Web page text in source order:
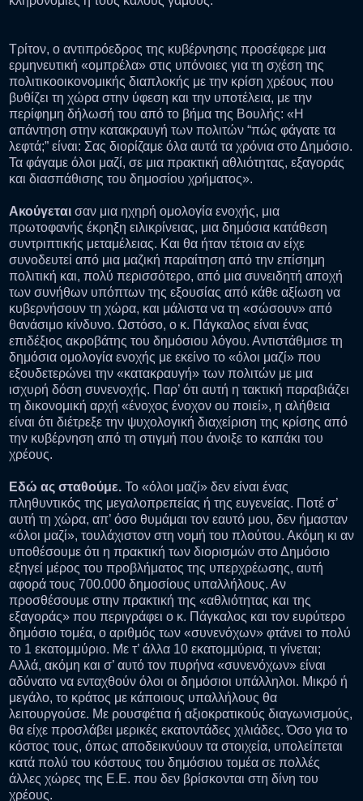
Τρίτον, ο αντιπρόεδρος της κυβέρνησης προσέφερε μια
ερμηνευτική «ομπρέλα» στις υπόνοιες για τη σχέση της
πολιτικοοικονομικής διαπλοκής με την κρίση χρέους που
βυθίζει τη χώρα στην ύφεση και την υποτέλεια, με την
περίφημη δήλωσή του από το βήμα της Βουλής: «Η
απάντηση στην κατακραυγή των πολιτών “πώς φάγατε τα
λεφτά;” είναι: Σας διορίζαμε όλα αυτά τα χρόνια στο Δημόσιο.
Τα φάγαμε όλοι μαζί, σε μια πρακτική αθλιότητας, εξαγοράς
και διασπάθισης του δημοσίου χρήματος».
Ακούγεται σαν μια ηχηρή ομολογία ενοχής, μια
πρωτοφανής έκρηξη ειλικρίνειας, μια δημόσια κατάθεση
συντριπτικής μεταμέλειας. Και θα ήταν τέτοια αν είχε
συνοδευτεί από μια μαζική παραίτηση από την επίσημη
πολιτική και, πολύ περισσότερο, από μια συνειδητή αποχή
των συνήθων υπόπτων της εξουσίας από κάθε αξίωση να
κυβερνήσουν τη χώρα, και μάλιστα να τη «σώσουν» από
θανάσιμο κίνδυνο. Ωστόσο, ο κ. Πάγκαλος είναι ένας
επιδέξιος ακροβάτης του δημόσιου λόγου. Αντιστάθμισε τη
δημόσια ομολογία ενοχής με εκείνο το «όλοι μαζί» που
εξουδετερώνει την «κατακραυγή» των πολιτών με μια
ισχυρή δόση συνενοχής. Παρ’ ότι αυτή η τακτική παραβιάζει
τη δικονομική αρχή «ένοχος ένοχον ου ποιεί», η αλήθεια
είναι ότι διέτρεξε την ψυχολογική διαχείριση της κρίσης από
την κυβέρνηση από τη στιγμή που άνοιξε το καπάκι του
χρέους.
Εδώ ας σταθούμε. Το «όλοι μαζί» δεν είναι ένας
πληθυντικός της μεγαλοπρεπείας ή της ευγενείας. Ποτέ σ’
αυτή τη χώρα, απ’ όσο θυμάμαι τον εαυτό μου, δεν ήμασταν
«όλοι μαζί», τουλάχιστον στη νομή του πλούτου. Ακόμη κι αν
υποθέσουμε ότι η πρακτική των διορισμών στο Δημόσιο
εξηγεί μέρος του προβλήματος της υπερχρέωσης, αυτή
αφορά τους 700.000 δημοσίους υπαλλήλους. Αν
προσθέσουμε στην πρακτική της «αθλιότητας και της
εξαγοράς» που περιγράφει ο κ. Πάγκαλος και τον ευρύτερο
δημόσιο τομέα, ο αριθμός των «συνενόχων» φτάνει το πολύ
το 1 εκατομμύριο. Με τ’ άλλα 10 εκατομμύρια, τι γίνεται;
Αλλά, ακόμη και σ’ αυτό τον πυρήνα «συνενόχων» είναι
αδύνατο να ενταχθούν όλοι οι δημόσιοι υπάλληλοι. Μικρό ή
μεγάλο, το κράτος με κάποιους υπαλλήλους θα
λειτουργούσε. Με ρουσφέτια ή αξιοκρατικούς διαγωνισμούς,
θα είχε προσλάβει μερικές εκατοντάδες χιλιάδες. Όσο για το
κόστος τους, όπως αποδεικνύουν τα στοιχεία, υπολείπεται
κατά πολύ του κόστους του δημόσιου τομέα σε πολλές
άλλες χώρες της Ε.Ε. που δεν βρίσκονται στη δίνη του
χρέους.